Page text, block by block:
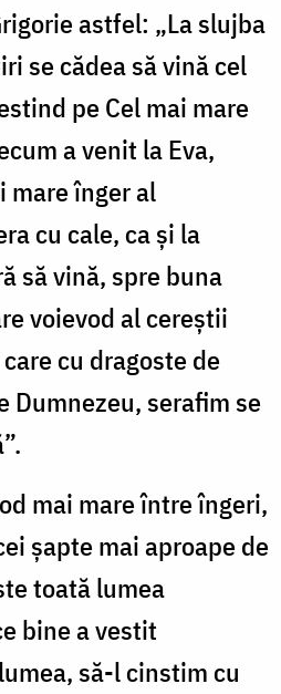
astfel: „La slujba
se cădea să vină cel
pe Cel mai mare
a venit la Eva,
mare înger al
cu cale, ca și la
să vină, spre buna
voievod al cereștii
cu dragoste de
Dumnezeu, serafim se
mai mare între îngeri,
șapte mai aproape de
toată lumea
bine a vestit
să-l cinstim cu